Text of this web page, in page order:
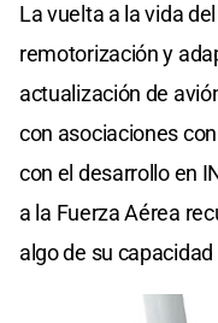
La vuelta a la vida
remotorización y
actualización de
con asociaciones
con el desarrollo en
a la Fuerza Aérea
algo de su